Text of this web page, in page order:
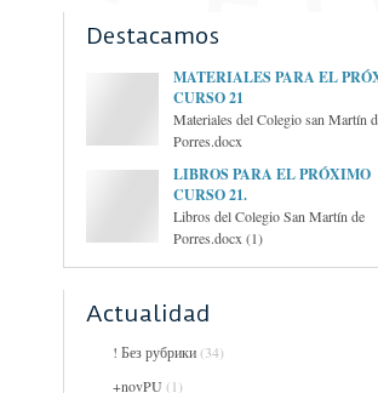
Destacamos
MATERIALES PARA EL
CURSO 21
Materiales del Colegio san Martín
Porres.docx
LIBROS PARA EL PRÓXIMO
CURSO 21.
Libros del Colegio San Martín de
Porres.docx (1)
Actualidad
! Без рубрики(34)
+novPU (1)